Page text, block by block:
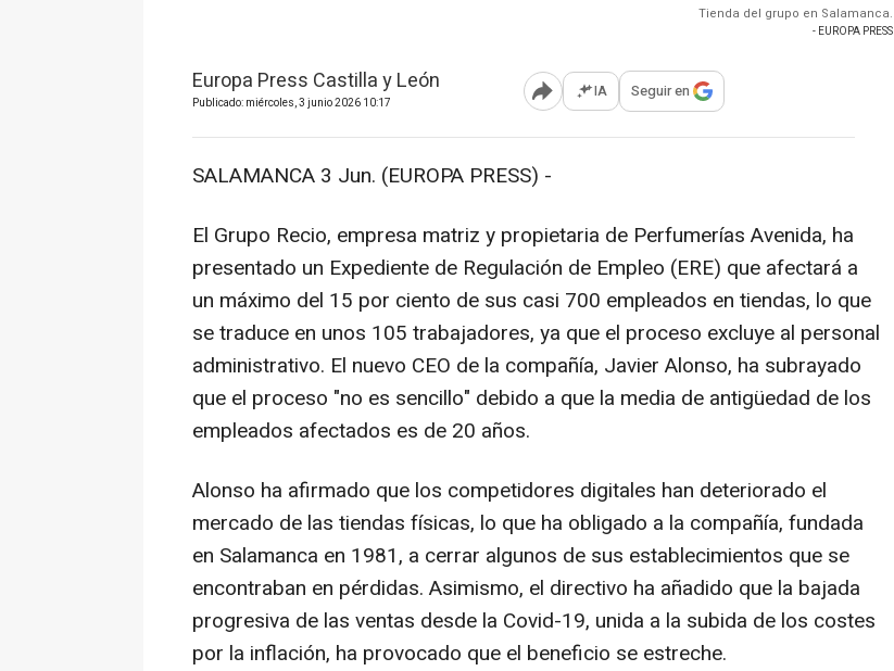
Tienda del grupo en Salamanca.
- EUROPA PRESS
Europa Press Castilla y León
Publicado: miércoles, 3 junio 2026 10:17 Abrir opciones para compartir
IA Seguir en
SALAMANCA 3 Jun. (EUROPA PRESS) -
El Grupo Recio, empresa matriz y propietaria de Perfumerías Avenida, ha
presentado un Expediente de Regulación de Empleo (ERE) que afectará a
un máximo del 15 por ciento de sus casi 700 empleados en tiendas, lo que
se traduce en unos 105 trabajadores, ya que el proceso excluye al personal
administrativo. El nuevo CEO de la compañía, Javier Alonso, ha subrayado
que el proceso "no es sencillo" debido a que la media de antigüedad de los
empleados afectados es de 20 años.
Alonso ha afirmado que los competidores digitales han deteriorado el
mercado de las tiendas físicas, lo que ha obligado a la compañía, fundada
en Salamanca en 1981, a cerrar algunos de sus establecimientos que se
encontraban en pérdidas. Asimismo, el directivo ha añadido que la bajada
progresiva de las ventas desde la Covid-19, unida a la subida de los costes
por la inflación, ha provocado que el beneficio se estreche.